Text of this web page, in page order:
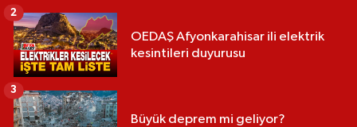
OEDAŞ Afyonkarahisar ili elektrik
kesintileri duyurusu
2
Büyük deprem mi geliyor?
3